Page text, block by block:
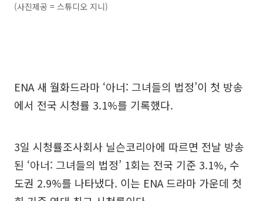
(사진제공 = 스튜디오 지니)
ENA 새 월화드라마 ‘아너: 그녀들의 법정’이 첫 방송
에서 전국 시청률 3.1%를 기록했다.
3일 시청률조사회사 닐슨코리아에 따르면 전날 방송
된 ‘아너: 그녀들의 법정’ 1회는 전국 기준 3.1%, 수
도권 2.9%를 나타냈다. 이는 ENA 드라마 가운데 첫